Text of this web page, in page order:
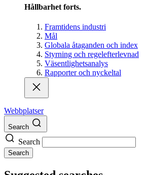
Hållbarhet forts.
Framtidens industri
Mål
Globala åtaganden och index
Styrning och regelefterlevnad
Väsentlighetsanalys
Rapporter och nyckeltal
Webbplatser
Search
Search
Search